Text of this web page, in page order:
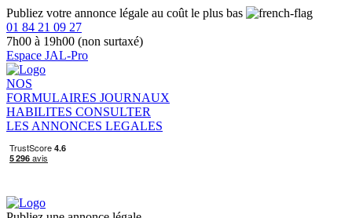
Publiez votre annonce légale au coût le plus bas
01 84 21 09 27
7h00 à 19h00 (non surtaxé)
Espace JAL-Pro
NOS
FORMULAIRES JOURNAUX
HABILITES CONSULTER
LES ANNONCES LEGALES